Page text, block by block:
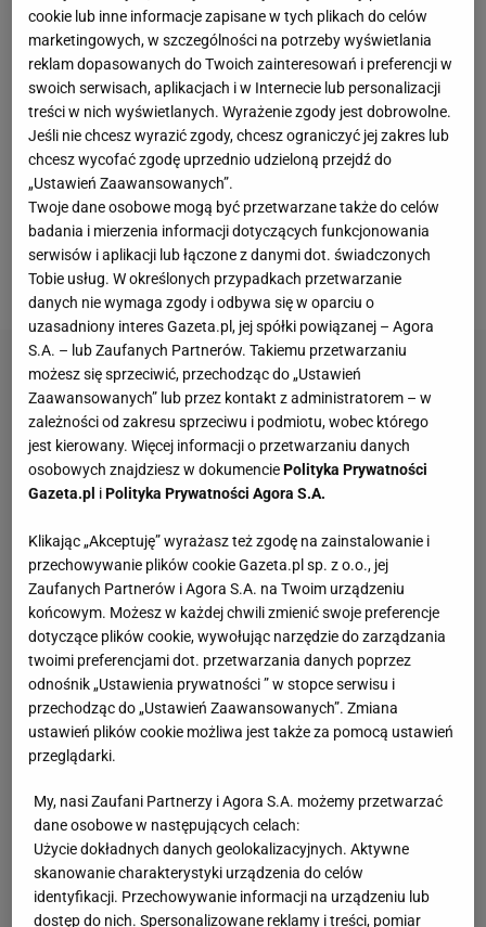
jednak pewien problem, bo Nikolić w Chicago Fire
zarabiał rocznie 1,2 mln dol. netto. Legii nie stać, by
przejąć taką pensję. Co prawda najwyższy kontrakt
w drużynie należy teraz do Artura Jędrzejczyka (820
tys. euro), ale 32-letni obrońca podpisywał umowę
za czasów poprzedniego prezesa (Bogusława
Leśnodorskiego). Przy Łazienkowskiej już nikt takich
pieniędzy nie płaci -pisał wówczas Barłomiej Kubiak
w swoim tekście.
cookie lub inne informacje zapisane w tych plikach do celów
marketingowych, w szczególności na potrzeby wyświetlania
reklam dopasowanych do Twoich zainteresowań i preferencji w
swoich serwisach, aplikacjach i w Internecie lub personalizacji
treści w nich wyświetlanych. Wyrażenie zgody jest dobrowolne.
Jeśli nie chcesz wyrazić zgody, chcesz ograniczyć jej zakres lub
chcesz wycofać zgodę uprzednio udzieloną przejdź do
„Ustawień Zaawansowanych”.
Twoje dane osobowe mogą być przetwarzane także do celów
badania i mierzenia informacji dotyczących funkcjonowania
serwisów i aplikacji lub łączone z danymi dot. świadczonych
Tobie usług. W określonych przypadkach przetwarzanie
danych nie wymaga zgody i odbywa się w oparciu o
uzasadniony interes Gazeta.pl, jej spółki powiązanej – Agora
S.A. – lub Zaufanych Partnerów. Takiemu przetwarzaniu
możesz się sprzeciwić, przechodząc do „Ustawień
Zaawansowanych” lub przez kontakt z administratorem – w
zależności od zakresu sprzeciwu i podmiotu, wobec którego
jest kierowany. Więcej informacji o przetwarzaniu danych
osobowych znajdziesz w dokumenciePolityka Prywatności
Gazeta.pl iPolityka Prywatności Agora S.A.
Klikając „Akceptuję” wyrażasz też zgodę na zainstalowanie i
przechowywanie plików cookie Gazeta.pl sp. z o.o., jej
Zaufanych Partnerów i Agora S.A. na Twoim urządzeniu
końcowym. Możesz w każdej chwili zmienić swoje preferencje
dotyczące plików cookie, wywołując narzędzie do zarządzania
twoimi preferencjami dot. przetwarzania danych poprzez
odnośnik „Ustawienia prywatności ” w stopce serwisu i
przechodząc do „Ustawień Zaawansowanych”. Zmiana
ustawień plików cookie możliwa jest także za pomocą ustawień
przeglądarki.
My, nasi Zaufani Partnerzy i Agora S.A. możemy przetwarzać
dane osobowe w następujących celach:
Użycie dokładnych danych geolokalizacyjnych. Aktywne
skanowanie charakterystyki urządzenia do celów
identyfikacji. Przechowywanie informacji na urządzeniu lub
dostęp do nich. Spersonalizowane reklamy i treści, pomiar